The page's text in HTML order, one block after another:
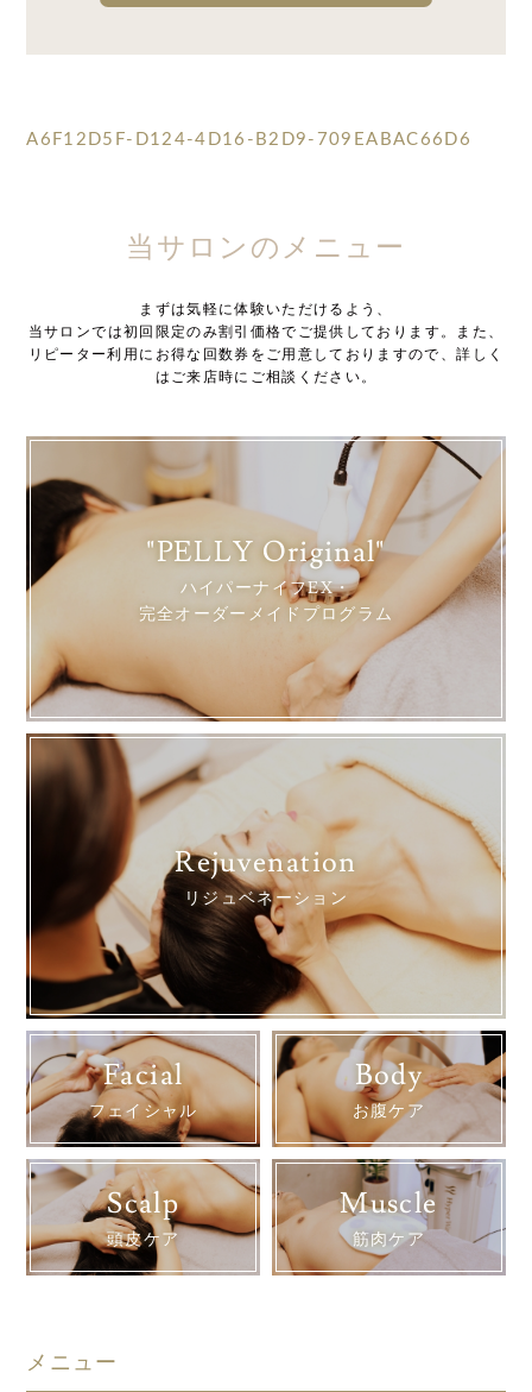
A6F12D5F-D124-4D16-B2D9-709EABAC66D6
当サロンのメニュー
まずは気軽に体験いただけるよう、
当サロンでは初回限定のみ割引価格でご提供しております。また、
リピーター利用にお得な回数券をご用意しておりますので、詳しく
はご来店時にご相談ください。
"PELLY Original"
ハイパーナイフEX・
完全オーダーメイドプログラム
Rejuvenation
リジュベネーション
Facial
フェイシャル
Body
お腹ケア
Scalp
頭皮ケア
Muscle
筋肉ケア
メニュー